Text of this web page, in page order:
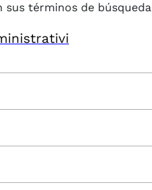
sus términos de búsqueda